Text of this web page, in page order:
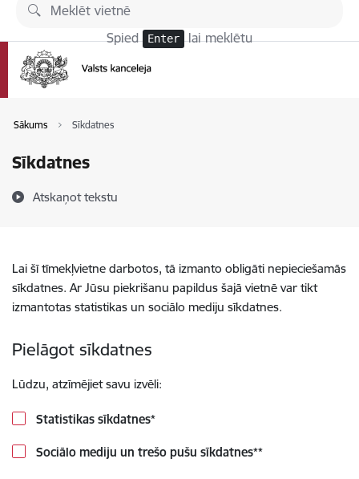
Pāriet uz lapas saturu
Spied Enter lai meklētu
Sākums Sīkdatnes
Sīkdatnes
Atskaņot tekstu
Lai šī tīmekļvietne darbotos, tā izmanto obligāti nepieciešamās
sīkdatnes. Ar Jūsu piekrišanu papildus šajā vietnē var tikt
izmantotas statistikas un sociālo mediju sīkdatnes.
Pielāgot sīkdatnes
Lūdzu, atzīmējiet savu izvēli:
Statistikas sīkdatnes*
Sociālo mediju un trešo pušu sīkdatnes**